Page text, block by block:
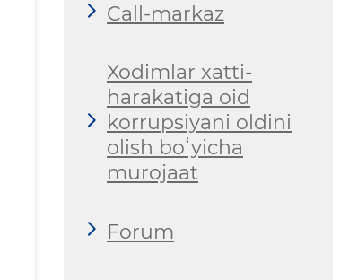
Call-markaz
Xodimlar xatti-
harakatiga oid
korrupsiyani oldini
olish boʻyicha
murojaat
Forum